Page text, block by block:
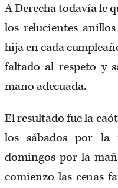
A Derecha todavía le
los relucientes
hija en cada
faltado al respeto y
mano adecuada.
El resultado fue la
los sábados por
domingos por la
comienzo las cenas